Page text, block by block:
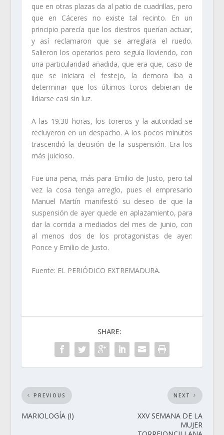
que en otras plazas da al patio de cuadrillas, pero
que en Cáceres no existe tal recinto. En un
principio parecía que los diestros querían actuar,
y así reclamaron que se arreglara el ruedo.
Salieron los operarios pero seguía lloviendo, con
una particularidad añadida, que era que, caso de
que se iniciara el festejo, la demora iba a
determinar que los últimos toros debieran de
lidiarse casi sin luz.
A las 19.30 horas, los toreros y la autoridad se
recluyeron en un despacho. A los pocos minutos
trascendió la decisión de la suspensión. Era los
más juicioso.
Fue una pena, más para Emilio de Justo, pero tal
vez la cosa tenga arreglo, pues el empresario
Manuel Martín manifestó su deseo de que la
suspensión de ayer quede en aplazamiento, para
dar la corrida a mediados del mes de junio, con
al menos dos de los protagonistas de ayer:
Ponce y Emilio de Justo.
Fuente: EL PERIÓDICO EXTREMADURA.
SHARE:
PREVIOUS
MARIOLOGÍA (I)
NEXT
XXV SEMANA DE LA
MUJER